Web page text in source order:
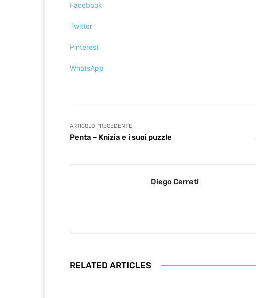
Facebook
Twitter
Pinterest
WhatsApp
ARTICOLO PRECEDENTE
Penta – Knizia e i suoi puzzle
Diego Cerreti
RELATED ARTICLES